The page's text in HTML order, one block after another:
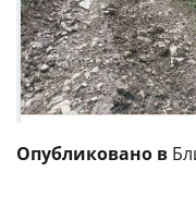
Опубликовано в